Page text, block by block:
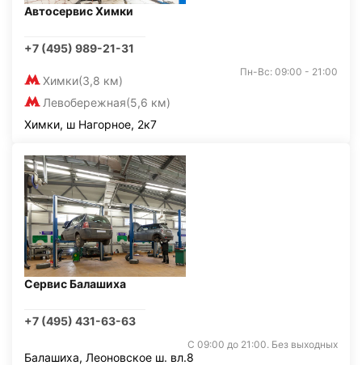
Автосервис Химки
+7 (495) 989-21-31
Химки(3,8 км)
Левобережная(5,6 км)
Пн-Вс: 09:00 - 21:00
Химки, ш Нагорное, 2к7
Сервис Балашиха
+7 (495) 431-63-63
С 09:00 до 21:00. Без выходных
Балашиха, Леоновское ш. вл.8